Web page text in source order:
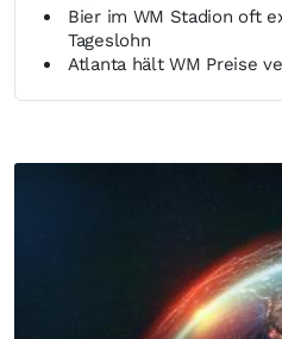
Bier im WM Stadion oft
Tageslohn
Atlanta hält WM Preise